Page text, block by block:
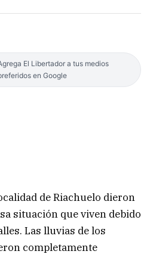
El Libertador a tus medios
en Google
de Riachuelo dieron
situación que viven debido
Las lluvias de los
completamente